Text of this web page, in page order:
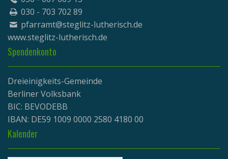
030 - 703 702 89
pfarramt@steglitz-lutherisch.de
www.steglitz-lutherisch.de
Spendenkonto
Dreieinigkeits-Gemeinde
Berliner Volksbank
BIC: BEVODEBB
IBAN: DE59 1009 0000 2580 4180 00
Kalender